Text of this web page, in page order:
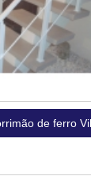
de ferro